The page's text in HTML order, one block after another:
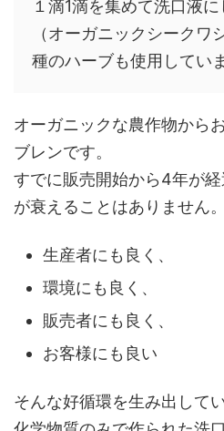
１滴1滴を集めて洗口液に
（オーガニックシークワ
種のハーブも使用してい
オーガニックな農作物から
ブレンです。
すでに販売開始から4年が
が衰えることはありません。
生産者にも良く、
環境にも良く、
販売者にも良く、
お客様にも良い
そんな好循環を生み出してい